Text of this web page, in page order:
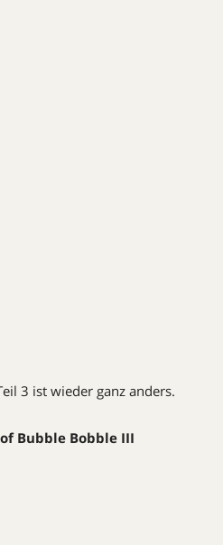
3 ist wieder ganz anders.
Bubble Bobble III